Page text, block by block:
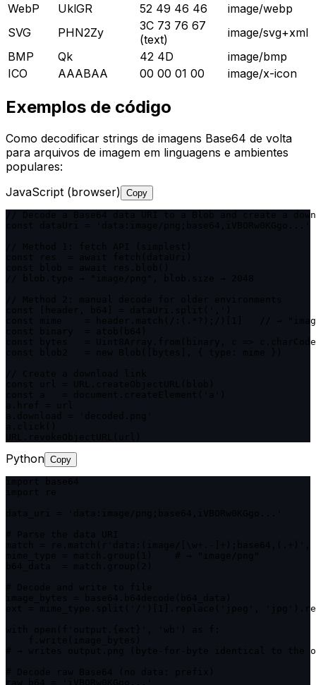
WebP
UklGR 52 49 46 46
image/webp
SVG
PHN2Zy
3C 73 76 67
(text)
image/svg+xml
BMP
Qk 42 4D
image/bmp
ICO
AAABAA 00 00 01 00 image/x-icon
Exemplos de código
Como decodificar strings de imagens Base64 de volta
para arquivos de imagem em linguagens e ambientes
populares:
JavaScript (browser) Copy
// Decode a Base64 data URI to a Blob and create a
const mime    = header.match(/:(.*?);/)[1]   // →
const bytes   = Uint8Array.from(binary, c =>
Python Copy
ext = mime_type.split('/')[1].replace('jpeg',
# → writes output.png (byte-for-byte identical to the